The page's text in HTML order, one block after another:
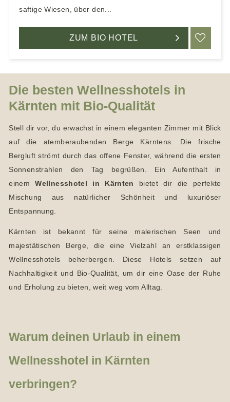
saftige Wiesen, über den...
ZUM BIO HOTEL
Die besten Wellnesshotels in
Kärnten mit Bio-Qualität
Stell dir vor, du erwachst in einem eleganten Zimmer mit Blick
auf die atemberaubenden Berge Kärntens. Die frische
Bergluft strömt durch das offene Fenster, während die ersten
Sonnenstrahlen den Tag begrüßen. Ein Aufenthalt in
einemWellnesshotel in Kärnten
bietet dir die perfekte
Mischung aus natürlicher Schönheit und luxuriöser
Entspannung.
Kärnten ist bekannt für seine malerischen Seen und
majestätischen Berge, die eine Vielzahl an erstklassigen
Wellnesshotels beherbergen. Diese Hotels setzen auf
Nachhaltigkeit und Bio-Qualität, um dir eine Oase der Ruhe
und Erholung zu bieten, weit weg vom Alltag.
Warum deinen Urlaub in einem
Wellnesshotel in Kärnten
verbringen?